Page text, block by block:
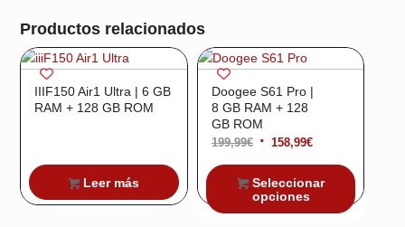
Productos relacionados
IIIF150 Air1 Ultra | 6 GB
RAM + 128 GB ROM
Leer más
Doogee S61 Pro |
8 GB RAM + 128
GB ROM
199,99€ El
precio
original
era:
158,99€El
precio
actual
Seleccionar
opciones
¡Oferta!
¡Oferta!